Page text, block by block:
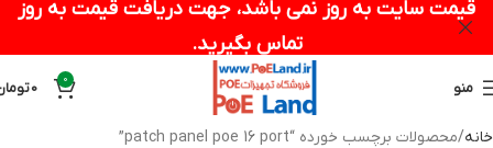
منو 0
0
خانه محصولات برچسب خورده “patch panel poe 16 port”
قیمت سایت به روز نمی باشد، جهت دریافت قیمت به روز
تماس بگیرید.